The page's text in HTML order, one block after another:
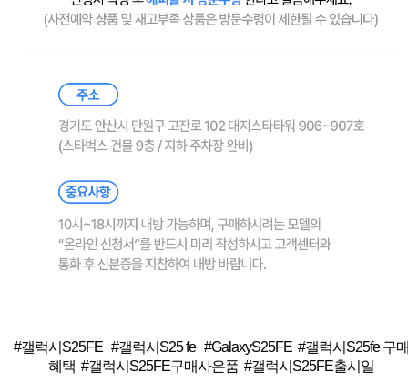
#갤럭시S25FE #갤럭시S25 fe #GalaxyS25FE #갤럭시S25fe 구
혜택 #갤럭시S25FE구매사은품 #갤럭시S25FE출시일